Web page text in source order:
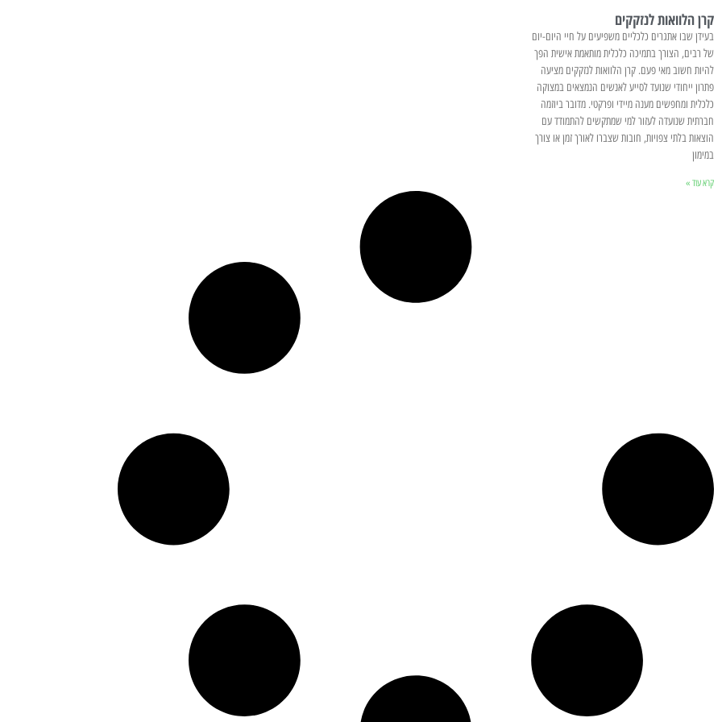
קרן הלוואות לנזקקים
בעידן שבו אתגרים כלכליים משפיעים על חיי היום-יום
של רבים, הצורך בתמיכה כלכלית מותאמת אישית הפך
להיות חשוב מאי פעם. קרן הלוואות לנזקקים מציעה
פתרון ייחודי שנועד לסייע לאנשים הנמצאים במצוקה
כלכלית ומחפשים מענה מיידי ופרקטי. מדובר ביוזמה
חברתית שנועדה לעזור למי שמתקשים להתמודד עם
הוצאות בלתי צפויות, חובות שצברו לאורך זמן או צורך
במימון
קרא עוד »